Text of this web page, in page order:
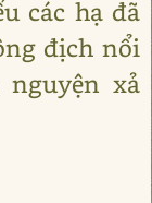
các hạ đã
địch nổi
xả